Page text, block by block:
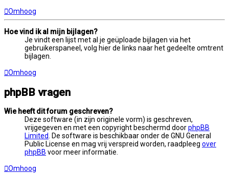
Omhoog
Hoe vind ik al mijn bijlagen?
Je vindt een lijst met al je geüploade bijlagen via het
gebruikerspaneel, volg hier de links naar het gedeelte omtrent
bijlagen.
Omhoog
phpBB vragen
Wie heeft dit forum geschreven?
Deze software (in zijn originele vorm) is geschreven,
vrijgegeven en met een copyright beschermd doorphpBB
Limited
. De software is beschikbaar onder de GNU General
Public License en mag vrij verspreid worden, raadpleeg over
phpBB voor meer informatie.
Omhoog